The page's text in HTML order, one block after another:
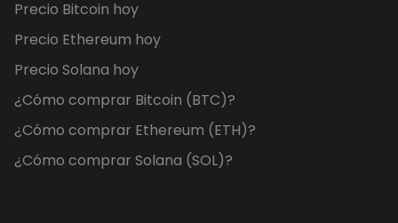
Precio Bitcoin hoy
Precio Ethereum hoy
Precio Solana hoy
¿Cómo comprar Bitcoin (BTC)?
¿Cómo comprar Ethereum (ETH)?
¿Cómo comprar Solana (SOL)?